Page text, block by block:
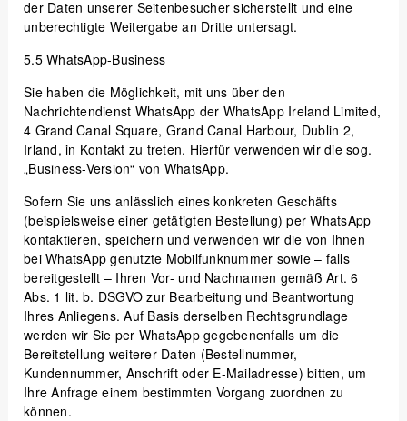
der Daten unserer Seitenbesucher sicherstellt und eine
unberechtigte Weitergabe an Dritte untersagt.
5.5WhatsApp-Business
Sie haben die Möglichkeit, mit uns über den
Nachrichtendienst WhatsApp der WhatsApp Ireland Limited,
4 Grand Canal Square, Grand Canal Harbour, Dublin 2,
Irland, in Kontakt zu treten. Hierfür verwenden wir die sog.
„Business-Version“ von WhatsApp.
Sofern Sie uns anlässlich eines konkreten Geschäfts
(beispielsweise einer getätigten Bestellung) per WhatsApp
kontaktieren, speichern und verwenden wir die von Ihnen
bei WhatsApp genutzte Mobilfunknummer sowie – falls
bereitgestellt – Ihren Vor- und Nachnamen gemäß Art. 6
Abs. 1 lit. b. DSGVO zur Bearbeitung und Beantwortung
Ihres Anliegens. Auf Basis derselben Rechtsgrundlage
werden wir Sie per WhatsApp gegebenenfalls um die
Bereitstellung weiterer Daten (Bestellnummer,
Kundennummer, Anschrift oder E-Mailadresse) bitten, um
Ihre Anfrage einem bestimmten Vorgang zuordnen zu
können.